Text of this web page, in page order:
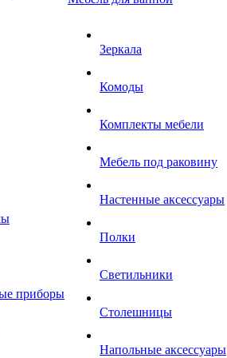
приборы
Зеркала
Комоды
Комплекты мебели
Мебель под раковину
Настенные аксессуары
Полки
Светильники
Столешницы
Напольные аксессуары